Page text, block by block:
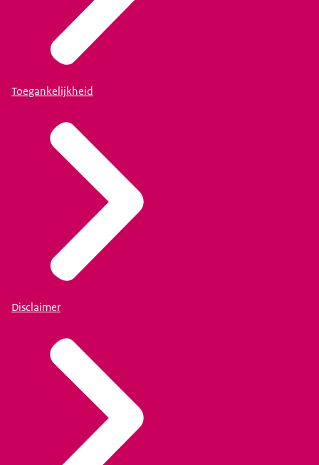
Toegankelijkheid
Disclaimer